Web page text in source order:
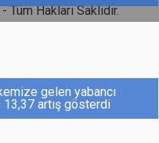
gelen yabancı
artış gösterdi
Hakları Saklıdır.